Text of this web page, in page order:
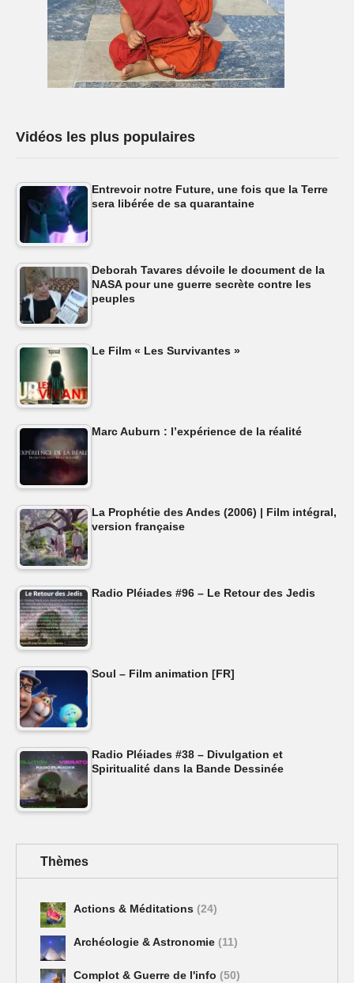
Vidéos les plus populaires
Entrevoir notre Future, une fois que la Terre
sera libérée de sa quarantaine
Deborah Tavares dévoile le document de la
NASA pour une guerre secrète contre les
peuples
Le Film « Les Survivantes »
Marc Auburn : l’expérience de la réalité
La Prophétie des Andes (2006) | Film intégral,
version française
Radio Pléiades #96 – Le Retour des Jedis
Soul – Film animation [FR]
Radio Pléiades #38 – Divulgation et
Spiritualité dans la Bande Dessinée
Thèmes
Actions & Méditations (24)
Archéologie & Astronomie (11)
Complot & Guerre de l'info (50)